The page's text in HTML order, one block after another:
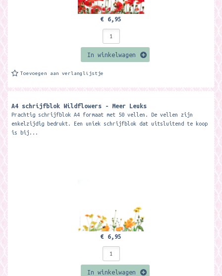
€ 6,95
In winkelwagen
Toevoegen aan verlanglijstje
A4 schrijfblok Wildflowers - Meer Leuks
Prachtig schrijfblok A4 formaat met 50 vellen. De vellen zijn
enkelzijdig bedrukt. Een uniek schrijfblok dat uitsluitend te koop
is bij...
€ 6,95
In winkelwagen